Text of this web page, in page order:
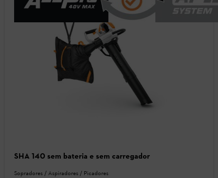
SHA 140 sem bateria e sem carregador
Sopradores / Aspiradores / Picadores